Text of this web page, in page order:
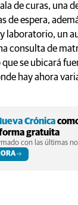
de curas, una
de espera,
laboratorio, un
consulta de
se ubicará
hay ahora
Crónica
gratuita
con las últimas